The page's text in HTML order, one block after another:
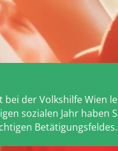
der Volkshilfe Wien
sozialen Jahr haben
Betätigungsfeldes.